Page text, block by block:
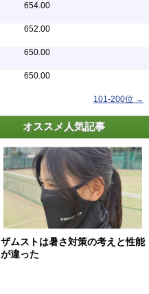
654.00
652.00
650.00
650.00
101-200位 →
オススメ人気記事
ザムストは暑さ対策の考えと性能
が違った